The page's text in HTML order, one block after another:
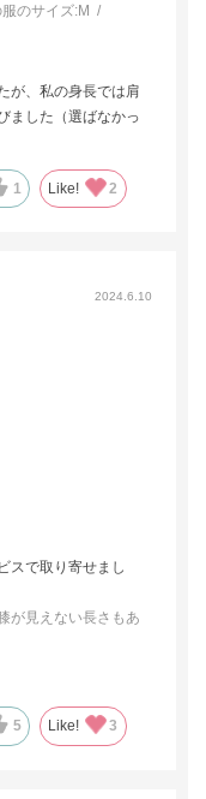
のサイズ:M
が、私の身長では肩
ました（選ばなかっ
1 Like! 2
2024.6.10
スで取り寄せまし
が見えない長さもあ
の心地よさとして、
えて、よくよく検討
5 Like! 3